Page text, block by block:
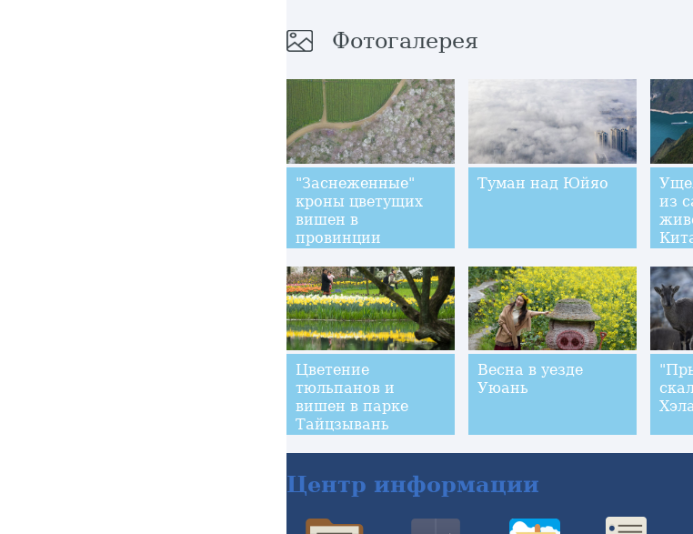
Фотогалерея
"Заснеженные"
кроны цветущих
вишен в
провинции
Туман над Юйяо
из
Цветение
тюльпанов и
вишен в парке
Тайцзывань
Весна в уезде
Уюань
Центр информации